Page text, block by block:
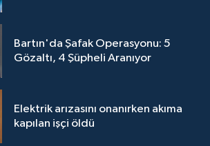
Bartın'da Şafak Operasyonu: 5
Gözaltı, 4 Şüpheli Aranıyor
Elektrik arızasını onanırken akıma
kapılan işçi öldü